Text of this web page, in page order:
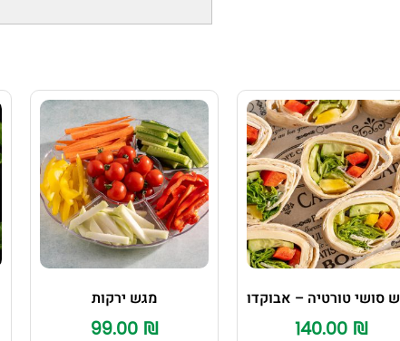
סושי טורטיה – אבוקדו
140.00 ₪
מגש ירקות
99.00 ₪